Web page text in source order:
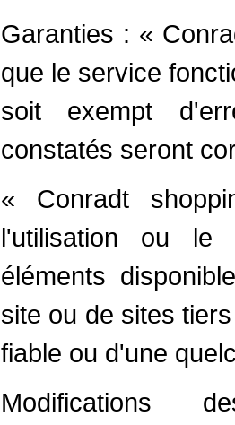
Garanties : «
que le service
soit exempt
constatés seront
« Conradt
l'utilisation ou le
éléments
site ou de sites
fiable ou d'une
Modifications